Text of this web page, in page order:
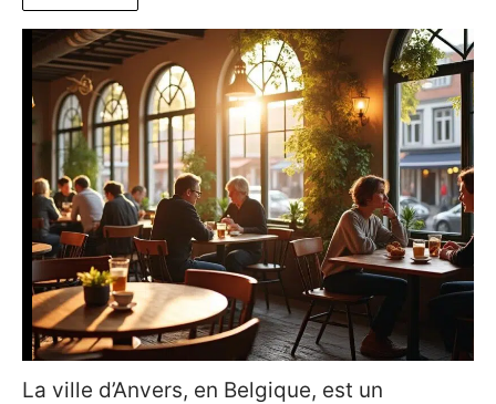
La ville d’Anvers, en Belgique, est un